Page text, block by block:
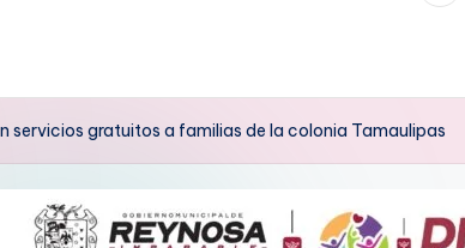
servicios gratuitos a familias de la colonia Tamaulipas